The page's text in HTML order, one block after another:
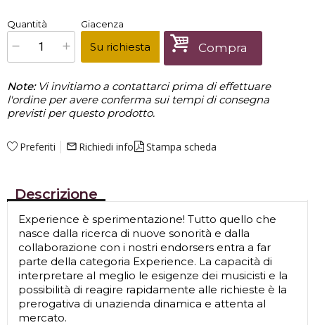
x1 Prezzo finale:€421,00
Quantità Giacenza
Su richiesta Compra
Note: Vi invitiamo a contattarci prima di effettuare
l'ordine per avere conferma sui tempi di consegna
previsti per questo prodotto.
Preferiti mail_outline Richiedi info Stampa scheda
Descrizione
Experience è sperimentazione! Tutto quello che
nasce dalla ricerca di nuove sonorità e dalla
collaborazione con i nostri endorsers entra a far
parte della categoria Experience. La capacità di
interpretare al meglio le esigenze dei musicisti e la
possibilità di reagire rapidamente alle richieste è la
prerogativa di unazienda dinamica e attenta al
mercato.